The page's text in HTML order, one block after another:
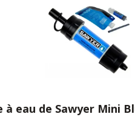
à eau de Sawyer Mini